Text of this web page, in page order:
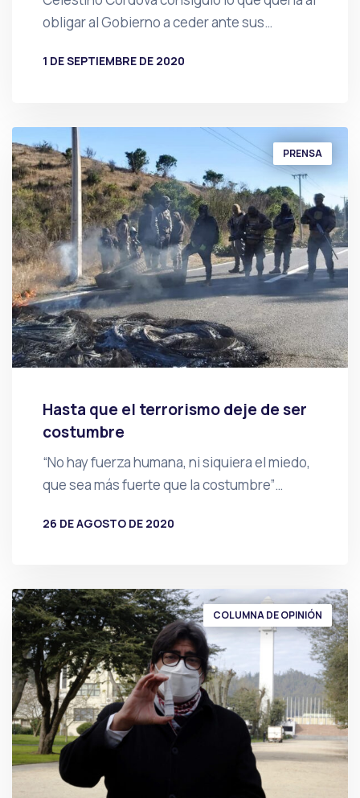
obligar al Gobierno a ceder ante sus…
1 DE SEPTIEMBRE DE 2020
PRENSA
Hasta que el terrorismo deje de ser
costumbre
“No hay fuerza humana, ni siquiera el miedo,
que sea más fuerte que la costumbre”…
26 DE AGOSTO DE 2020
COLUMNA DE OPINIÓN